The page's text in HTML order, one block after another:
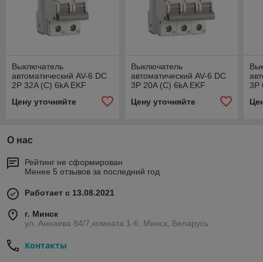
Выключатель
автоматический AV-6 DC
2P 32A (C) 6kA EKF
Цену уточняйте
Выключатель
автоматический AV-6 DC
3P 20A (C) 6kA EKF
Цену уточняйте
3P
О нас
Рейтинг не сформирован
Менее 5 отзывов за последний год
Работает с 13.08.2021
г. Минск
ул. Аннаева 84/7,комната 1-6, Минск, Беларусь
Контакты